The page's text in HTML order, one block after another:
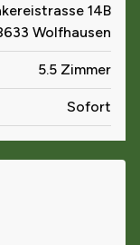
14B
Wolfhausen
5.5 Zimmer
Sofort